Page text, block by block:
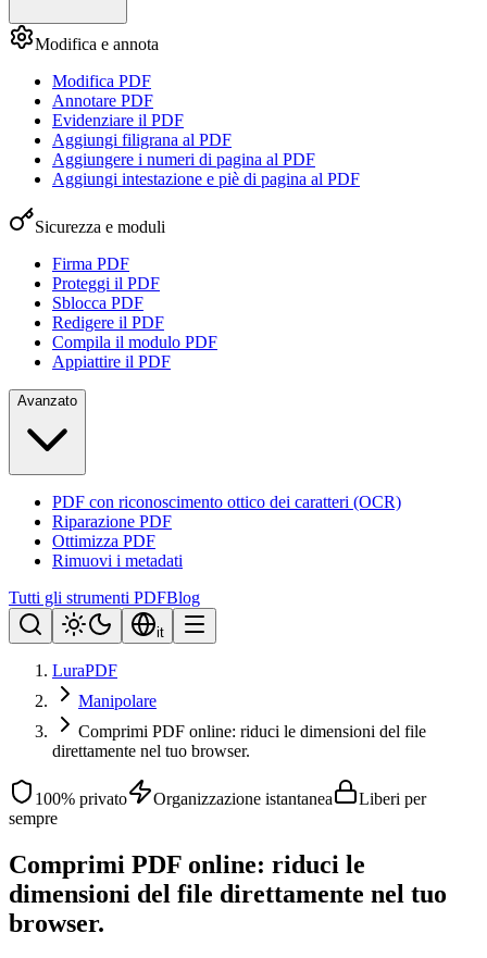
Modifica e annota
Modifica PDF
Annotare PDF
Evidenziare il PDF
Aggiungi filigrana al PDF
Aggiungere i numeri di pagina al PDF
Aggiungi intestazione e piè di pagina al PDF
Sicurezza e moduli
Firma PDF
Proteggi il PDF
Sblocca PDF
Redigere il PDF
Compila il modulo PDF
Appiattire il PDF
Avanzato
PDF con riconoscimento ottico dei caratteri (OCR)
Riparazione PDF
Ottimizza PDF
Rimuovi i metadati
Tutti gli strumenti PDFBlog
it
LuraPDF
Manipolare
Comprimi PDF online: riduci le dimensioni del file
direttamente nel tuo browser.
100% privato Organizzazione istantanea
Liberi per
sempre
Comprimi PDF online: riduci le
dimensioni del file direttamente nel tuo
browser.